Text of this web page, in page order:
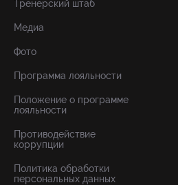
Тренерский штаб
Медиа
Фото
Программа лояльности
Положение о программе
лояльности
Противодействие
коррупции
Политика обработки
персональных данных